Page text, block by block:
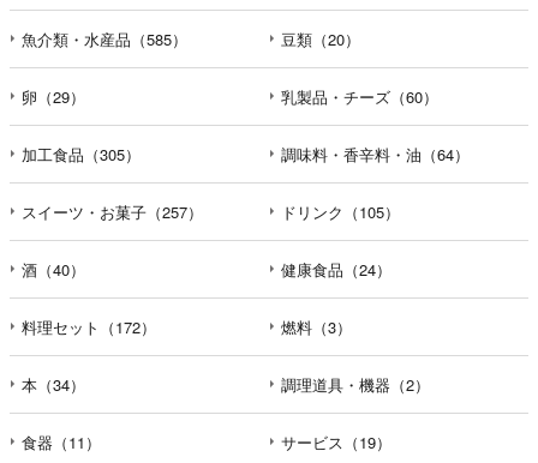
魚介類・水産品（585） 豆類（20）
卵（29） 乳製品・チーズ（60）
加工食品（305） 調味料・香辛料・油（64）
スイーツ・お菓子（257） ドリンク（105）
酒（40） 健康食品（24）
料理セット（172） 燃料（3）
本（34） 調理道具・機器（2）
食器（11） サービス（19）